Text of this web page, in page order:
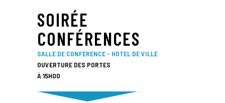
SOIRÉE
CONFÉRENCES
SALLE DE CONFÉRENCE - HOTEL DE VILLE
OUVERTURE DES PORTES
À 15H00